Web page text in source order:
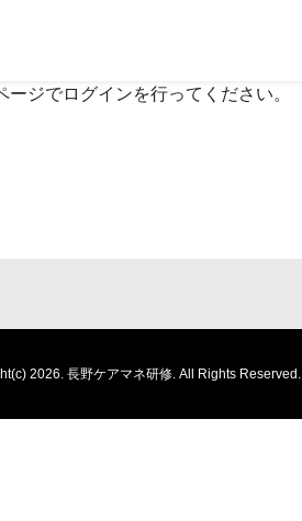
ジでログインを行ってください。
2026. 長野ケアマネ研修. All Rights Reserved.